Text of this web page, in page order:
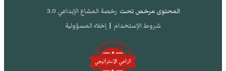
المحتوى مرخص تحت رخصة المشاع الإبداعي 3.0
شروط الإستخدام | إخلاء المسؤولية